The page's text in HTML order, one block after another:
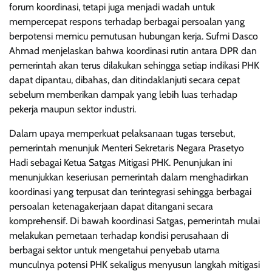
forum koordinasi, tetapi juga menjadi wadah untuk
mempercepat respons terhadap berbagai persoalan yang
berpotensi memicu pemutusan hubungan kerja. Sufmi Dasco
Ahmad menjelaskan bahwa koordinasi rutin antara DPR dan
pemerintah akan terus dilakukan sehingga setiap indikasi PHK
dapat dipantau, dibahas, dan ditindaklanjuti secara cepat
sebelum memberikan dampak yang lebih luas terhadap
pekerja maupun sektor industri.
Dalam upaya memperkuat pelaksanaan tugas tersebut,
pemerintah menunjuk Menteri Sekretaris Negara Prasetyo
Hadi sebagai Ketua Satgas Mitigasi PHK. Penunjukan ini
menunjukkan keseriusan pemerintah dalam menghadirkan
koordinasi yang terpusat dan terintegrasi sehingga berbagai
persoalan ketenagakerjaan dapat ditangani secara
komprehensif. Di bawah koordinasi Satgas, pemerintah mulai
melakukan pemetaan terhadap kondisi perusahaan di
berbagai sektor untuk mengetahui penyebab utama
munculnya potensi PHK sekaligus menyusun langkah mitigasi